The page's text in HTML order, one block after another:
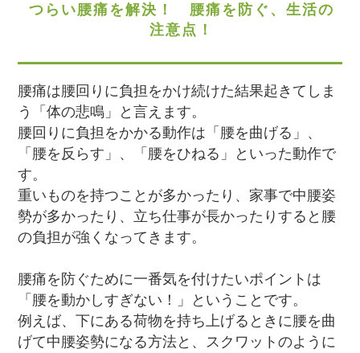
つらい腰痛を解決！ 腰痛を防ぐ、生活の
注意点！
腰痛は腰回りに負担をかけ続けた結果起きてしま
う「体の悲鳴」と言えます。
腰回りに負担をかかる動作は「腰を曲げる」、
「腰を反らす」、「腰をひねる」といった動作で
す。
重いものを持つことが多かったり、家事で中腰姿
勢が多かったり、立ち仕事が長かったりすると腰
の負担が強くなってきます。
腰痛を防ぐために一番気を付けたいポイントは
「腰を動かしすぎない！」ということです。
例えば、下にある荷物を持ち上げるときに腰を曲
げて中腰姿勢になる方法と、スクワットのように